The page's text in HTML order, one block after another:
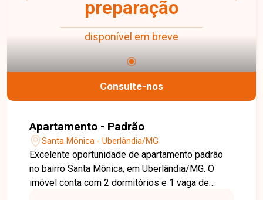
agende sua visita. Nossa equipe está pronta para
ajudar você a encontrar o imóvel ideal para morar
preparação
disponível em breve
Consulte-nos
Apartamento - Padrão
Santa Mônica - Uberlândia/MG
Excelente oportunidade de apartamento padrão
no bairro Santa Mônica, em Uberlândia/MG. O
imóvel conta com 2 dormitórios e 1 vaga de